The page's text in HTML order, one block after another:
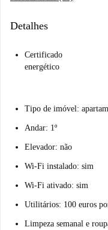
Detalhes
Certificado
energético
Tipo de imóvel:
Andar: 1º
Elevador: não
Wi-Fi instalado: sim
Wi-Fi ativado: sim
Utilitários: 100 euros
Limpeza semanal e